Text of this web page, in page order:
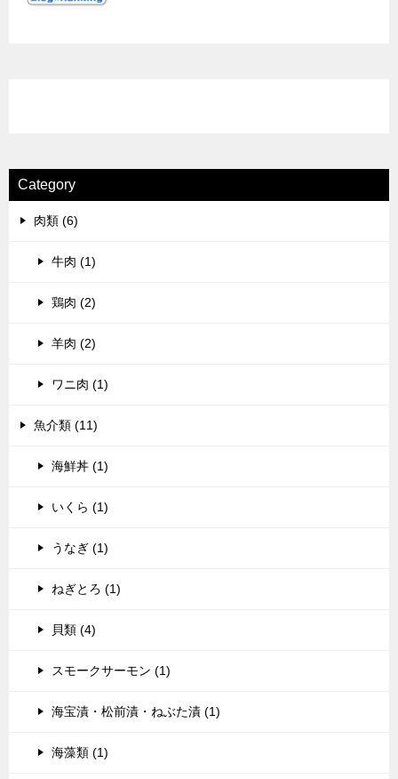
Category
肉類 (6)
牛肉 (1)
鶏肉 (2)
羊肉 (2)
ワニ肉 (1)
魚介類 (11)
海鮮丼 (1)
いくら (1)
うなぎ (1)
ねぎとろ (1)
貝類 (4)
スモークサーモン (1)
海宝漬・松前漬・ねぶた漬 (1)
海藻類 (1)